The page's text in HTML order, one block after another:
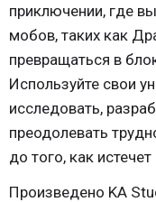
приключении, где
мобов, таких как
превращаться в
Используйте свои
исследовать,
преодолевать
до того, как
Произведено KA